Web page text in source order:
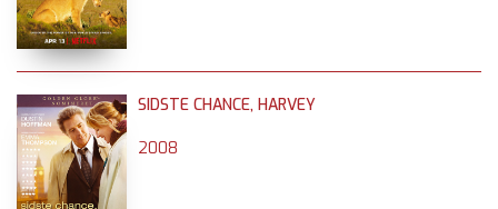
SIDSTE CHANCE, HARVEY
2008